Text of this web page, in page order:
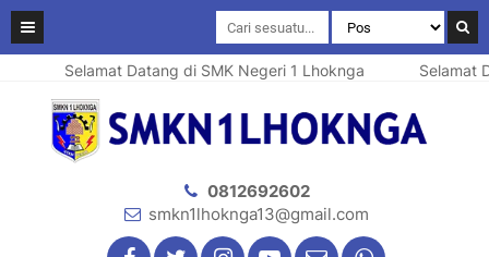
Selamat Datang di SMK Negeri 1 Lhoknga Selamat
0812692602
smkn1lhoknga13@gmail.com